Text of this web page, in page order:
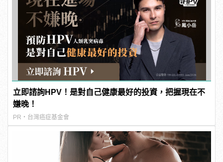
立即諮詢HPV！是對自己健康最好的投資，把握現在不
嫌晚！
PR・台灣癌症基金會